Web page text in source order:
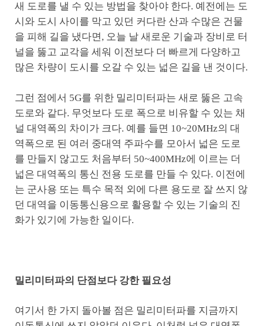
새 도로를 낼 수 있는 방법을 찾아야 한다. 예전에는 도
시와 도시 사이를 막고 있던 커다란 산과 수많은 건물
을 피해 길을 냈다면, 오늘 날 새로운 기술과 장비로 터
널을 뚫고 교각을 세워 이전보다 더 빠르게 다양하고
많은 차량이 도시를 오갈 수 있는 넓은 길을 낸 것이다.
그런 점에서 5G를 위한 밀리미터파는 새로 뚫은 고속
도로와 같다. 무엇보다 도로 폭으로 비유할 수 있는 채
널 대역폭의 차이가 크다. 예를 들면 10~20MHz의 대
역폭으로 된 여러 중대역 주파수를 모아서 넓은 도로
를 만들지 않고도 처음부터 50~400MHz에 이르는 더
넓은 대역폭의 통신 전용 도로를 만들 수 있다. 이전에
는 군사용 또는 특수 목적 외에 다른 용도로 잘 쓰지 않
던 대역을 이동통신용으로 활용할 수 있는 기술의 진
화가 있기에 가능한 일이다.
밀리미터파의 단점보다 강한 필요성
여기서 한 가지 돌아볼 점은 밀리미터파를 지금까지